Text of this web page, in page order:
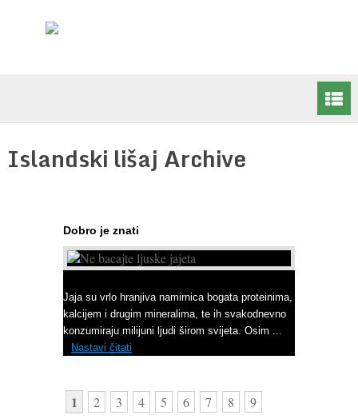
Islandski lišaj Archive
Dobro je znati
Jaja su vrlo hranjiva namirnica bogata proteinima,
kalcijem i drugim mineralima, te ih svakodnevno
konzumiraju milijuni ljudi širom svijeta. Osim ...
Nastavi čitati
1 2 3 4 5 6 7 8 9